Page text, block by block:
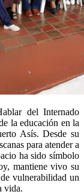
del Internado
la educación en la
Asís. Desde su
para atender a
ha sido símbolo
mantiene vivo su
vulnerabilidad un
vida.